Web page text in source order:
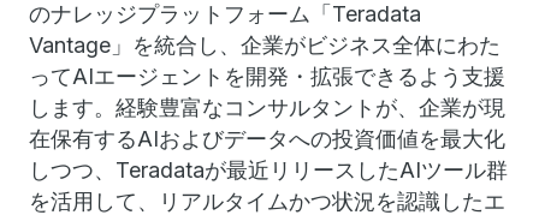
のナレッジプラットフォーム「Teradata
Vantage」を統合し、企業がビジネス全体にわた
ってAIエージェントを開発・拡張できるよう支援
します。経験豊富なコンサルタントが、企業が現
在保有するAIおよびデータへの投資価値を最大化
しつつ、Teradataが最近リリースしたAIツール群
を活用して、リアルタイムかつ状況を認識したエ